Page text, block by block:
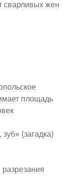
сварливых жен
площадь
(загадка)